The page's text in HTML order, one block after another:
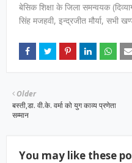
बेसिक शिक्षा के जिला समन्वयक
सिंह मजहवी, इन्द्रजीत मौर्या, सभी
Older
बस्ती,डा. वी.के. वर्मा को युग काव्य प्रणेता
सम्मान
You may like these